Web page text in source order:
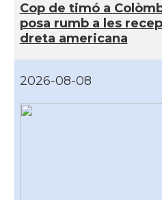
Cop de timó a
posa rumb a les
dreta americana
2026-08-08